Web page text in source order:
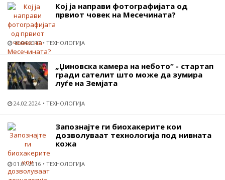
Кој ја направи фотографијата од
првиот човек на Месечината?
19.04.2017 ТЕХНОЛОГИЈА
„Џиновска камера на небото“ - стартап
гради сателит што може да зумира
луѓе на Земјата
24.02.2024 ТЕХНОЛОГИЈА
Запознајте ги биохакерите кои
дозволуваат технологија под нивната
кожа
01.07.2016 ТЕХНОЛОГИЈА